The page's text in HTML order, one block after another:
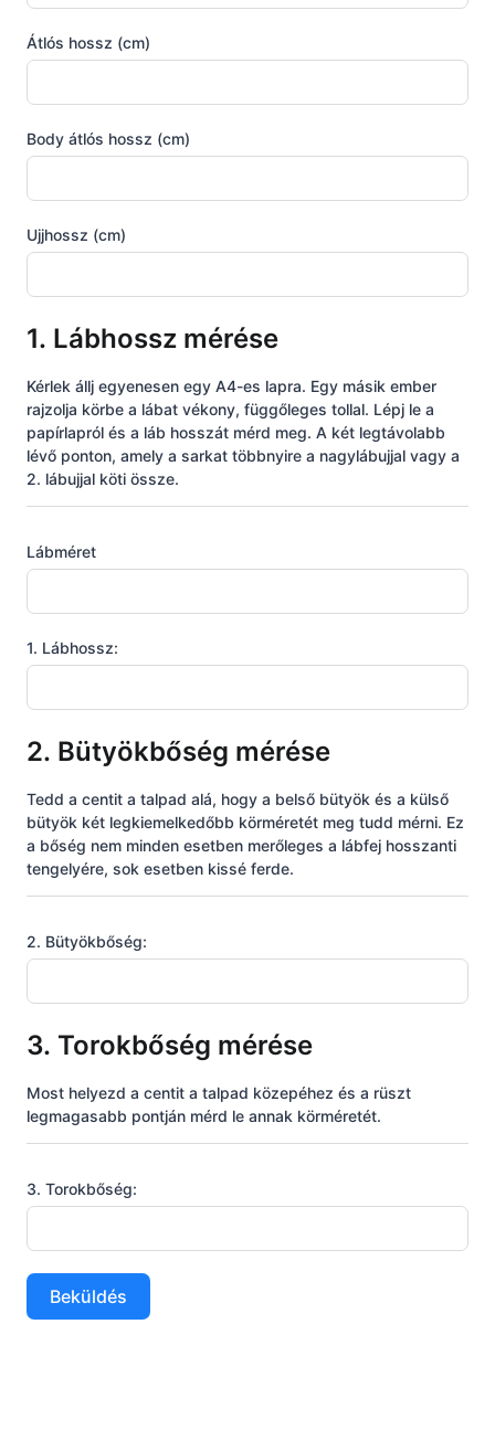
Átlós hossz (cm)
Body átlós hossz (cm)
Ujjhossz (cm)
1. Lábhossz mérése
Kérlek állj egyenesen egy A4-es lapra. Egy másik ember
rajzolja körbe a lábat vékony, függőleges tollal. Lépj le a
papírlapról és a láb hosszát mérd meg. A két legtávolabb
lévő ponton, amely a sarkat többnyire a nagylábujjal vagy a
2. lábujjal köti össze.
Lábméret
1. Lábhossz:
2. Bütyökbőség mérése
Tedd a centit a talpad alá, hogy a belső bütyök és a külső
bütyök két legkiemelkedőbb körméretét meg tudd mérni. Ez
a bőség nem minden esetben merőleges a lábfej hosszanti
tengelyére, sok esetben kissé ferde.
2. Bütyökbőség:
3. Torokbőség mérése
Most helyezd a centit a talpad közepéhez és a rüszt
legmagasabb pontján mérd le annak körméretét.
3. Torokbőség:
Beküldés